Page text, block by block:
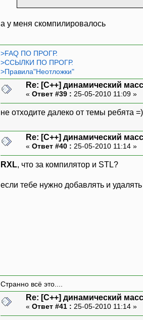
а у меня скомпилировалось
>FAQ ПО ПРОГР.
>ССЫЛКИ ПО ПРОГР.
>Правила"Неотложки"
Re: [C++] динамический
« Ответ #39 : 25-05-2010 11:09 »
не отходите далеко от темы ребята =)
Re: [C++] динамический
« Ответ #40 : 25-05-2010 11:14 »
RXL, что за компилятор и STL?
если тебе нужно добавлять и
Странно всё это....
Re: [C++] динамический
« Ответ #41 : 25-05-2010 11:14 »